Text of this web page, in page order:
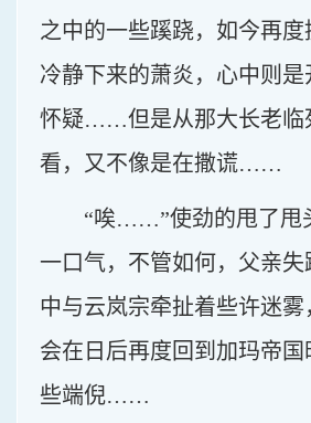
之中的一些蹊跷，如今再度
冷静下来的萧炎，心中则
怀疑……但是从那大长老临
看，又不像是在撒谎……
“唉……”使劲的甩了甩
一口气，不管如何，父亲
中与云岚宗牵扯着些许迷
会在日后再度回到加玛帝
些端倪……